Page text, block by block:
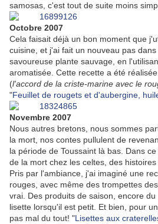
samosas, c'est tout de suite moins
Octobre 2007
Cela faisait déjà un bon moment que
cuisine, et j'ai fait un nouveau pas
savoureuse plante sauvage, en
aromatisée. Cette recette a été
(l'accord de la criste-marine avec le
"Feuillet de rougets et d'aubergine,
Novembre 2007
Nous autres bretons, nous sommes
la mort, nos contes pullulent de
la période de Toussaint là bas. Dans
de la mort chez les celtes, des histoires
Pris par l'ambiance, j'ai imaginé une
rouges, avec même des trompettes
vrai. Des produits de saison, encore
lisette lorsqu'il est petit. Et bien, pour
pas mal du tout! "Lisettes aux